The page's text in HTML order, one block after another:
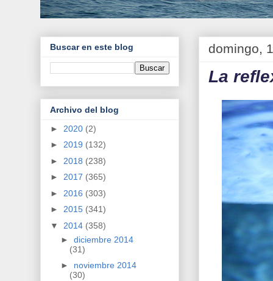
domingo,
La
Buscar en este blog
Archivo del blog
► 2020 (2)
► 2019 (132)
► 2018 (238)
► 2017 (365)
► 2016 (303)
► 2015 (341)
▼ 2014 (358)
► diciembre 2014
(31)
► noviembre 2014
(30)